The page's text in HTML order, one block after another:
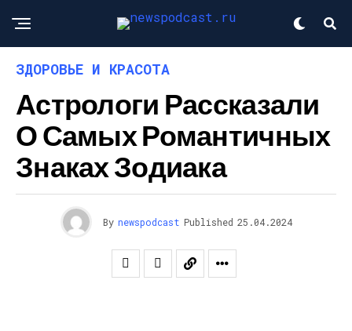
ЗДОРОВЬЕ И КРАСОТА
Астрологи Рассказали
О Самых Романтичных
Знаках Зодиака
By newspodcast Published 25.04.2024